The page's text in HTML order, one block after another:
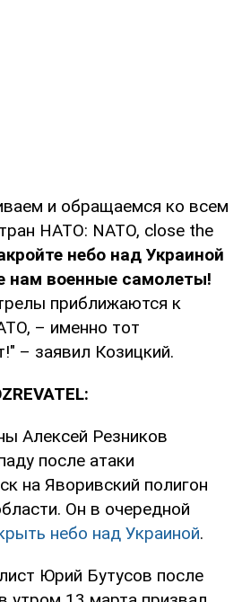
и обращаемся ко всем
НАТО: NATO, close the
небо над Украиной
нам военные самолеты!
приближаются к
– именно тот
– заявил Козицкий.
Алексей Резников
после атаки
на Яворивский полигон
Он в очередной
небо над Украиной.
Юрий Бутусов после